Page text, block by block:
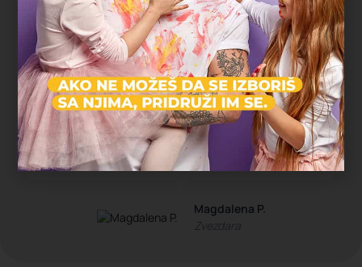
Gradski parkovi i šume
"Deca su satima trčala, istraživala i igrala se, a
čim smo stigli kući su popadali od umora. Ovo
je bio najopušteniji rođendan koji pamtimo."
Magdalena P.
Zvezdara